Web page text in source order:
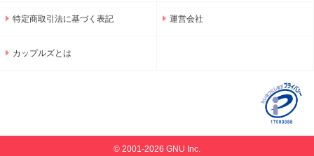
特定商取引法に基づく表記 運営会社
カップルズとは
© 2001-2026 GNU Inc.